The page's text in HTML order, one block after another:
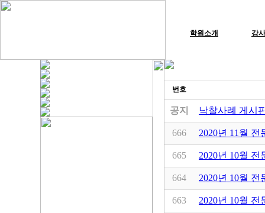
학원소개 강
번호
공지 낙찰사례 게시
666 2020년 11월
665 2020년 10월
664 2020년 10월
663 2020년 10월